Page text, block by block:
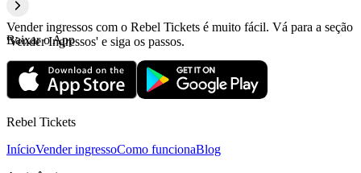
Vender ingressos com o Rebel Tickets é muito fácil. Vá para a seção
'Vender Ingressos' e siga os passos.
Baixar o App
Rebel Tickets
InícioVender ingressoComo funcionaBlog